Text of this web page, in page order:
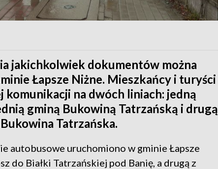
jakichkolwiek dokumentów można
Łapsze Niżne. Mieszkańcy i turyści
komunikacji na dwóch liniach: jedną
gminą Bukowiną Tatrzańską i drugą
Tatrzańska.
autobusowe uruchomiono w gminie Łapsze
do Białki Tatrzańskiej pod Banię, a drugą z